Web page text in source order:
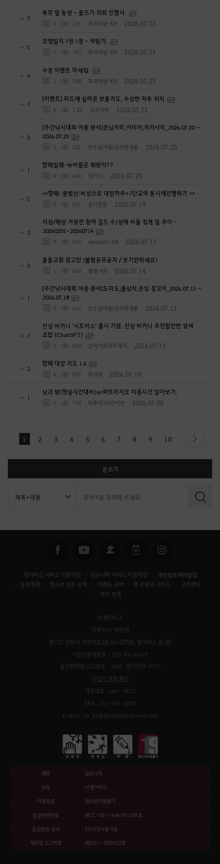
0
북부 밀 농장 - 물뜨기 의뢰 진행시.
0 226 흑귀하양-KR 2026.07.23
0
모험일지 7권 1장 - 약탕기.
0 182 흑귀하양-KR 2026.07.23
4
수궁 이벤트 미세팁.
1 308 흑귀하양-KR 2026.07.23
7
[이벤트] 파도에 실려온 보물지도, 수상한 자루 위치
0 1.2K 김의하린 2026.07.22
3
[주간낚시대회 어종 분석]큰납지리,아미아,자가사리_2026.07.20 ~
2026.07.25
2 265 만두집아들I검사학개론 2026.07.20
1
항해일퀘-뉴비들은 뭐받아??
0 448 섭이01 2026.07.20
0
<<항해: 중범선:비상으로 대양까주+7단교역 동시에진행하기 >>
0 387 궁디팡팡 2026.07.19
2
지상/해상 거점전 참여 길드 수/성채 비율 집계 및 추이 -
20260201~20260714
0 342 omote23-KR 2026.07.17
3
물물교환 참고만 (불펌공유금지 / 보기만하세요)
1 678 춉찡-KR 2026.07.14
1
[주간낚시대회 어종 분석]도라도,줄삼치,큰입 창꼬치_2026.07.13 ~
2026.07.18
0 616 만두집아들I검사학개론 2026.07.13
7
신상 비키니 '시트러스' 출시 기념, 신상 비키니 추천할만한 염색
조합 (ChatGPT)
2 869 진씨가문의후계자 2026.07.13
2
항해 대양 지도 1.6
0 893 주아정 2026.07.10
1
낮과 밤(현실시간대비)or파트라지오 이용시간 알아보기.
2 749 하루에3시간미만 2026.07.06
1 2 3 4 5 6 7 8 9 10 next
글쓰기
검
펄어비스 서비스 이용약관 검은사막 서비스 이용약관 개인정보처리방침
운영정책 청소년 보호 정책 이벤트 규약 팬 콘텐츠 가이드
고객센터
쿠키 정책
㈜펄어비스
대표이사: 허진영
경기도 과천시 과천대로2길 48 (갈현동, 펄어비스 홈 원)
사업자등록번호 : 138-81-62479
통신판매업 신고번호 : 2022-경기과천-0177
사업자 정보 확인
대표번호: 1661-8572
FAX : 031-935-0837
E-mail : pc_kr@playblackdesert.com
제명 검은사막
상호 ㈜펄어비스
이용등급 청소년이용불가
등급분류번호 제CC-NP-140409-005호
등급분류 일자 2014년 4월 9일
제작업 신고번호 제2011-000002호